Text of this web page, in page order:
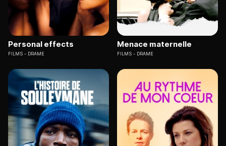
Personal effects
FILMS DRAME
Menace maternelle
FILMS DRAME